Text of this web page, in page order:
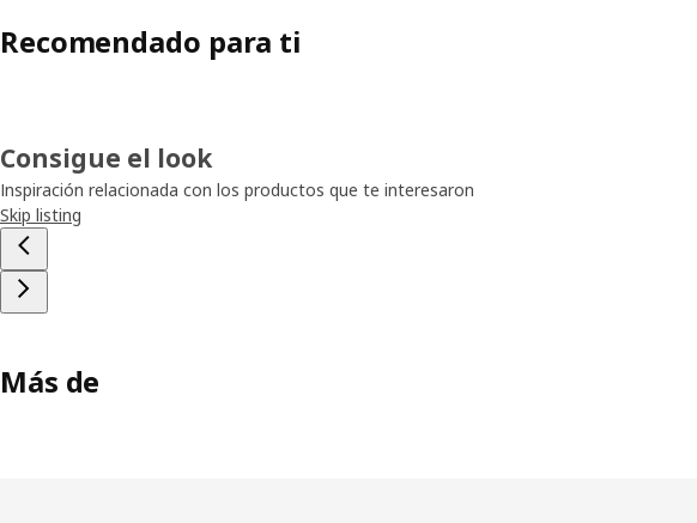
Recomendado para ti
Consigue el look
Inspiración relacionada con los productos que te interesaron
Skip listing
Más de